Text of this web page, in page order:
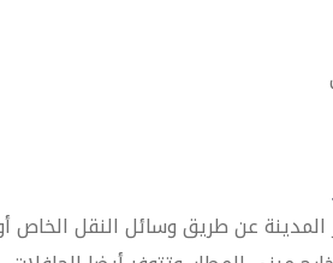
عن طريق وسائل النقل الخاص